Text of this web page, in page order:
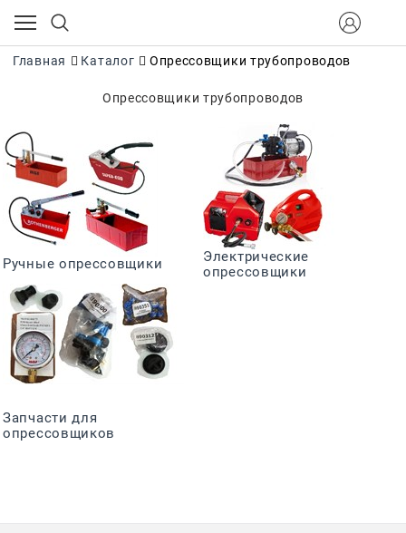
Главная Каталог Опрессовщики трубопроводов
Опрессовщики трубопроводов
Ручные опрессовщики
Электрические
опрессовщики
Запчасти для
опрессовщиков